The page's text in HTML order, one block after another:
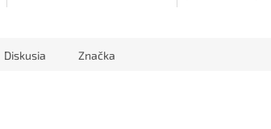
Diskusia Značka